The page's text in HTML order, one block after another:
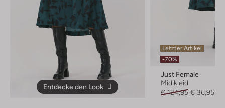
Entdecke den Look
Letzter Artikel
-70%
Just Female
Midikleid
€ 124,95 € 36,95